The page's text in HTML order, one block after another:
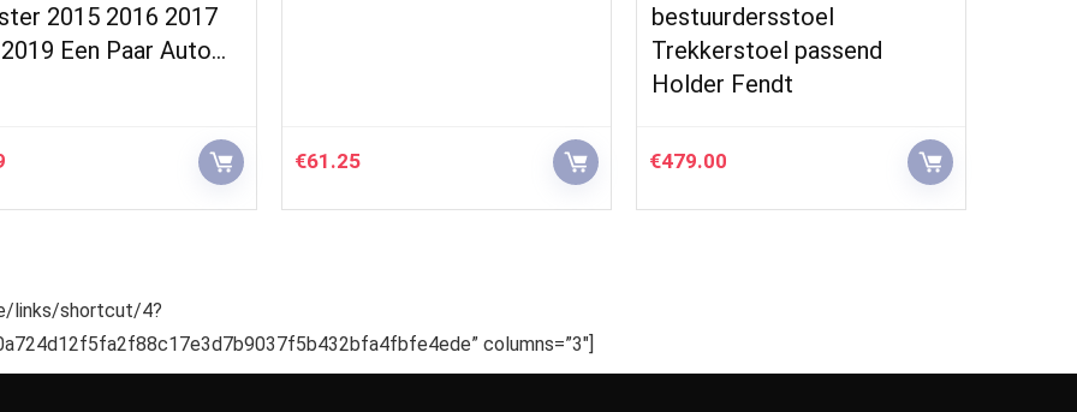
2015 2016 2017
Een Paar Auto…
€61.25
bestuurdersstoel
Trekkerstoel passend
Holder Fendt
€479.00
links/shortcut/4?
columns=”3″]